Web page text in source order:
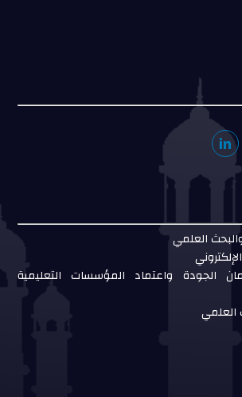
العلمي
الجودة واعتماد المؤسسات التعليمية
العلمي